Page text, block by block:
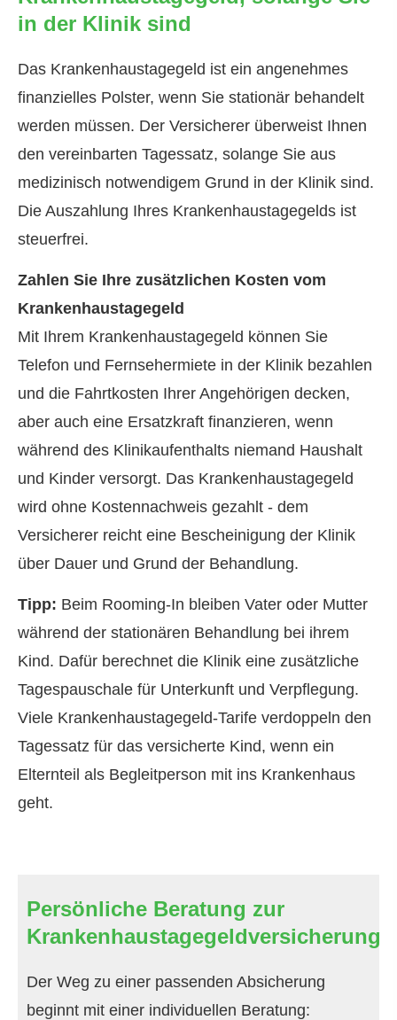
in der Klinik sind
Das Krankenhaustagegeld ist ein angenehmes
finanzielles Polster, wenn Sie stationär behandelt
werden müssen. Der Versicherer überweist Ihnen
den vereinbarten Tagessatz, solange Sie aus
medizinisch notwendigem Grund in der Klinik sind.
Die Auszahlung Ihres Krankenhaustagegelds ist
steuerfrei.
Zahlen Sie Ihre zusätzlichen Kosten vom
Krankenhaustagegeld
Mit Ihrem Krankenhaustagegeld können Sie
Telefon und Fernsehermiete in der Klinik bezahlen
und die Fahrtkosten Ihrer Angehörigen decken,
aber auch eine Ersatzkraft finanzieren, wenn
während des Klinikaufenthalts niemand Haushalt
und Kinder versorgt. Das Krankenhaustagegeld
wird ohne Kostennachweis gezahlt - dem
Versicherer reicht eine Bescheinigung der Klinik
über Dauer und Grund der Behandlung.
Tipp: Beim Rooming-In bleiben Vater oder Mutter
während der stationären Behandlung bei ihrem
Kind. Dafür berechnet die Klinik eine zusätzliche
Tagespauschale für Unterkunft und Verpflegung.
Viele Krankenhaustagegeld-Tarife verdoppeln den
Tagessatz für das versicherte Kind, wenn ein
Elternteil als Begleitperson mit ins Krankenhaus
geht.
Persönliche Beratung zur
Krankenhaustagegeldversicherung
Der Weg zu einer passenden Absicherung
beginnt mit einer individuellen Beratung: